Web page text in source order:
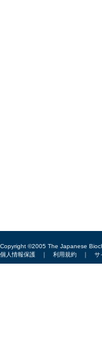
Copyright ©2005 The Japanese
個人情報保護 ｜ 利用規約 ｜ サ